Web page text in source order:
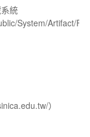
統
System/Artifact/
）